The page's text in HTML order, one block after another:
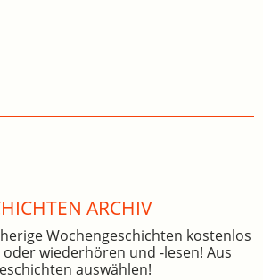
ARCHIV
Wochengeschichten kostenlos
wiederhören und -lesen! Aus
auswählen!